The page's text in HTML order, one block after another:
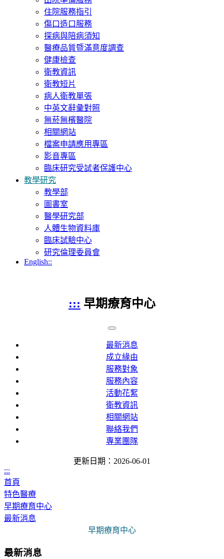
住院服務指引
傷口造口服務
探病與陪病須知
醫療品質暨滿意度調查
健康檢查
衛教資訊
衛教短片
病人衛教單張
中英文辭彙對照
無菸無檳醫院
相關網站
檔案申請應用專區
影音專區
臨床研究受試者保護中心
教學研究
教學部
圖書室
醫學研究部
人體生物資料庫
臨床試驗中心
研究倫理委員會
English::
::: 早期療育中心
最新消息
成立緣由
服務對象
服務內容
活動花絮
衛教資訊
相關網站
聯絡我們
專業團隊
更新日期：2026-06-01
:::
首頁
特色醫療
早期療育中心
最新消息
早期療育中心
最新消息